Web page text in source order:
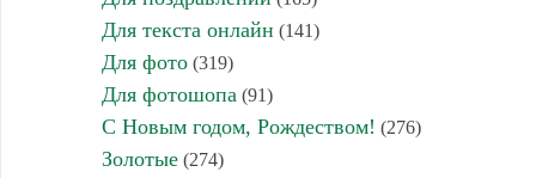
Для текста онлайн (141)
Для фото(319)
Для фотошопа (91)
С Новым годом, Рождеством! (276)
Золотые(274)